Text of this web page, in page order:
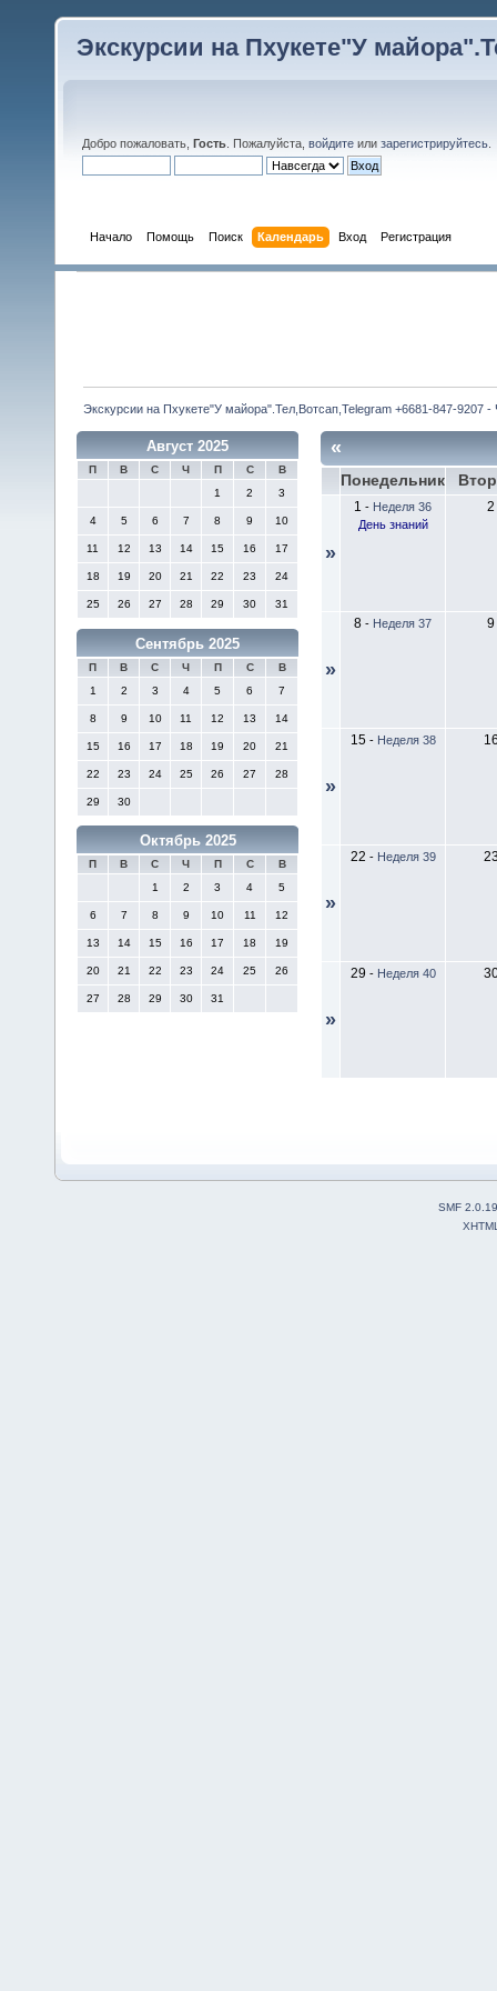
Экскурсии на Пхукете"У
Добро пожаловать, Гость . Пожалуйста, войдите или зарегистрируйтесь
Начало Помощь Поиск Календарь Вход Регистрация
Экскурсии на Пхукете"У майора".Тел,Вотсап,Telegram +6681-847-9207 -
Август 2025
П В С Ч П С
В
1
2 3
4 5 6 7 8 9 10
11 12 13 14 15 16 17
18 19 20 21 22 23 24
25 26 27 28 29 30 31
Сентябрь 2025
П В С Ч П С
В
1
2 3 4 5 6 7
8 9 10 11 12 13 14
15 16 17 18 19 20 21
22 23 24 25 26 27 28
29 30
Октябрь 2025
П В С Ч П С
В
1
2 3 4 5
6 7 8 9 10 11 12
13 14 15 16 17 18 19
20 21 22 23 24 25 26
27 28 29 30 31
«
Понедельник
»
1 - Неделя 36
День знаний
2
»
8 - Неделя 37 9
»
15- Неделя 38
»
22 - Неделя 39
»
29 - Неделя 40
SMF 2.0.19